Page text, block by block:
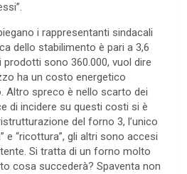
i rappresentanti sindacali
dello stabilimento è pari a 3,6
sono 360.000, vuol dire
ha un costo energetico
Altro spreco è nello scarto dei
di incidere su questi costi si è
del forno 3, l’unico
e “ricottura”, gli altri sono accesi
Si tratta di un forno molto
cosa succederà? Spaventa non